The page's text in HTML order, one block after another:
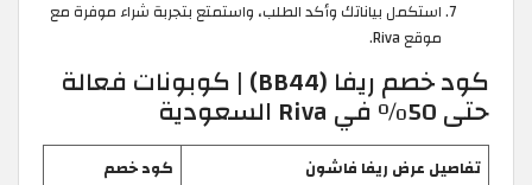
استكمل بياناتك وأكد الطلب، واستمتع بتجربة شراء موفرة مع
موقع Riva.
كود خصم ريفا (BB44) | كوبونات فعالة
حتى 50% في Riva السعودية
تفاصيل عرض ريفا فاشون
كود خصم